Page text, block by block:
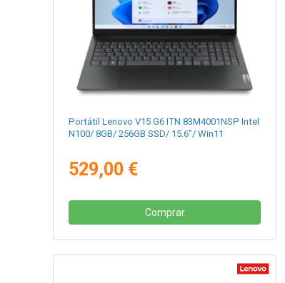
Portátil Lenovo V15 G6 ITN 83M4001NSP Intel
N100/ 8GB/ 256GB SSD/ 15.6"/ Win11
529,00 €
Comprar